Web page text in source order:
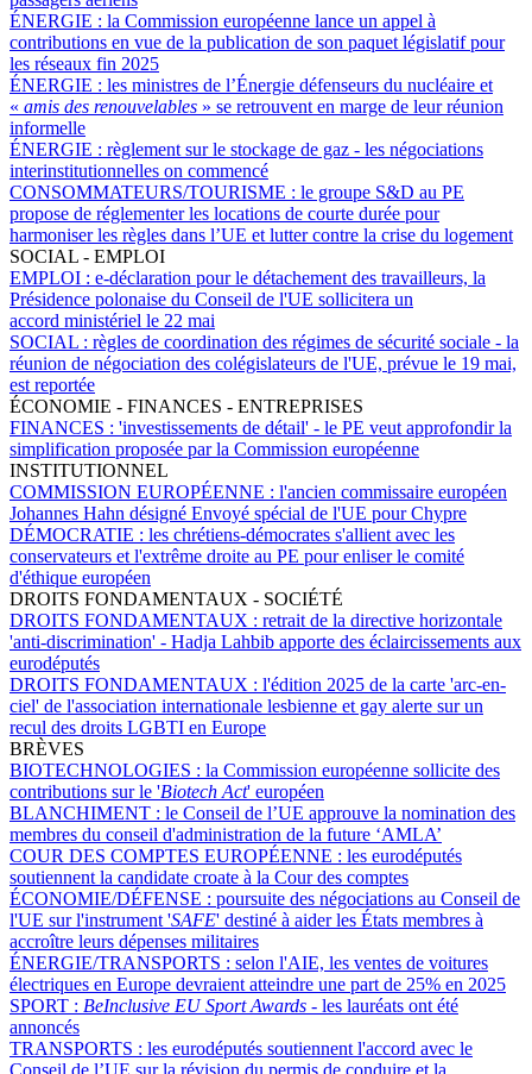
ÉNERGIE : la Commission européenne lance un appel à
contributions en vue de la publication de son paquet législatif pour
les réseaux fin 2025
ÉNERGIE : les ministres de l’Énergie défenseurs du nucléaire et
« amis des renouvelables » se retrouvent en marge de leur réunion
informelle
ÉNERGIE : règlement sur le stockage de gaz - les négociations
interinstitutionnelles on commencé
CONSOMMATEURS/TOURISME : le groupe S&D au PE
propose de réglementer les locations de courte durée pour
harmoniser les règles dans l’UE et lutter contre la crise du logement
SOCIAL - EMPLOI
EMPLOI : e-déclaration pour le détachement des travailleurs, la
Présidence polonaise du Conseil de l'UE sollicitera un
accord ministériel le 22 mai
SOCIAL : règles de coordination des régimes de sécurité sociale - la
réunion de négociation des colégislateurs de l'UE, prévue le 19 mai,
est reportée
ÉCONOMIE - FINANCES - ENTREPRISES
FINANCES : 'investissements de détail' - le PE veut approfondir la
simplification proposée par la Commission européenne
INSTITUTIONNEL
COMMISSION EUROPÉENNE : l'ancien commissaire européen
Johannes Hahn désigné Envoyé spécial de l'UE pour Chypre
DÉMOCRATIE : les chrétiens-démocrates s'allient avec les
conservateurs et l'extrême droite au PE pour enliser le comité
d'éthique européen
DROITS FONDAMENTAUX - SOCIÉTÉ
DROITS FONDAMENTAUX : retrait de la directive horizontale
'anti-discrimination' - Hadja Lahbib apporte des éclaircissements aux
eurodéputés
DROITS FONDAMENTAUX : l'édition 2025 de la carte 'arc-en-
ciel' de l'association internationale lesbienne et gay alerte sur un
recul des droits LGBTI en Europe
BRÈVES
BIOTECHNOLOGIES : la Commission européenne sollicite des
contributions sur le 'Biotech Act' européen
BLANCHIMENT : le Conseil de l’UE approuve la nomination des
membres du conseil d'administration de la future ‘AMLA’
COUR DES COMPTES EUROPÉENNE : les eurodéputés
soutiennent la candidate croate à la Cour des comptes
ÉCONOMIE/DÉFENSE : poursuite des négociations au Conseil de
l'UE sur l'instrument 'SAFE' destiné à aider les États membres à
accroître leurs dépenses militaires
ÉNERGIE/TRANSPORTS : selon l'AIE, les ventes de voitures
électriques en Europe devraient atteindre une part de 25% en 2025
SPORT : BeInclusive EU Sport Awards - les lauréats ont été
annoncés
TRANSPORTS : les eurodéputés soutiennent l'accord avec le